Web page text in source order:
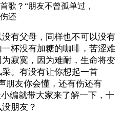
歌？“朋友不曾孤单过，
还
有父母，同样也不可以没有
杯没有加糖的咖啡，苦涩难
寂寞，因为难耐，生命将变
。有没有让你想起一首
朋友你会懂，还有伤还有
编就带大家来了解一下，十
没朋友？